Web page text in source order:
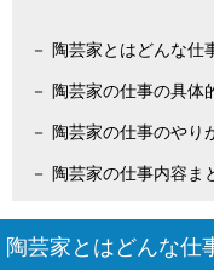
陶芸家とはどんな仕
陶芸家の仕事の具体
陶芸家の仕事のやり
陶芸家の仕事内容ま
陶芸家とはどんな仕